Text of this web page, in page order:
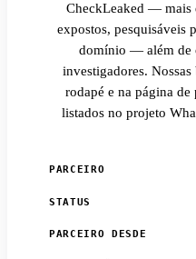
CheckLeaked — mais
expostos, pesquisáveis
domínio — além de
investigadores. Nossas
rodapé e na página de
listados no projeto
PARCEIRO
STATUS
PARCEIRO DESDE